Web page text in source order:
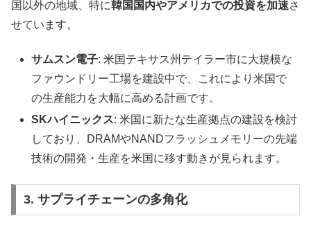
国以外の地域、特に韓国国内やアメリカでの投資を加速さ
せています。
サムスン電子: 米国テキサス州テイラー市に大規模な
ファウンドリー工場を建設中で、これにより米国で
の生産能力を大幅に高める計画です。
SKハイニックス: 米国に新たな生産拠点の建設を検討
しており、DRAMやNANDフラッシュメモリーの先端
技術の開発・生産を米国に移す動きが見られます。
3. サプライチェーンの多角化